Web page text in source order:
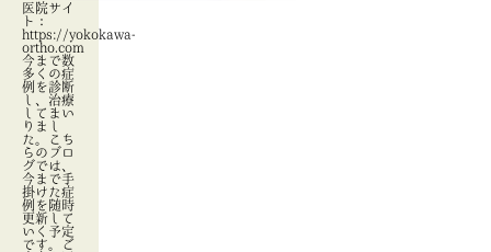
医院サイ
ト：
https://yokokawa-
ortho.com
今まで数
多くの症
例を診断
し、治療
してまい
りまし
た。こち
らのブロ
グでは、
今まで手
掛けた症
例を随時
更新して
いく予定
です。ご